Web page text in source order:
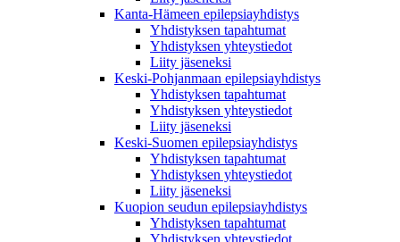
Kanta-Hämeen epilepsiayhdistys
Yhdistyksen tapahtumat
Yhdistyksen yhteystiedot
Liity jäseneksi
Keski-Pohjanmaan epilepsiayhdistys
Yhdistyksen tapahtumat
Yhdistyksen yhteystiedot
Liity jäseneksi
Keski-Suomen epilepsiayhdistys
Yhdistyksen tapahtumat
Yhdistyksen yhteystiedot
Liity jäseneksi
Kuopion seudun epilepsiayhdistys
Yhdistyksen tapahtumat
Yhdistyksen yhteystiedot